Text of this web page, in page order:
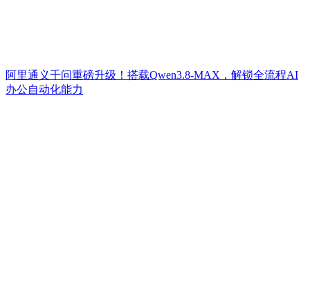
阿里通义千问重磅升级！搭载Qwen3.8-MAX，解锁全流程AI
办公自动化能力